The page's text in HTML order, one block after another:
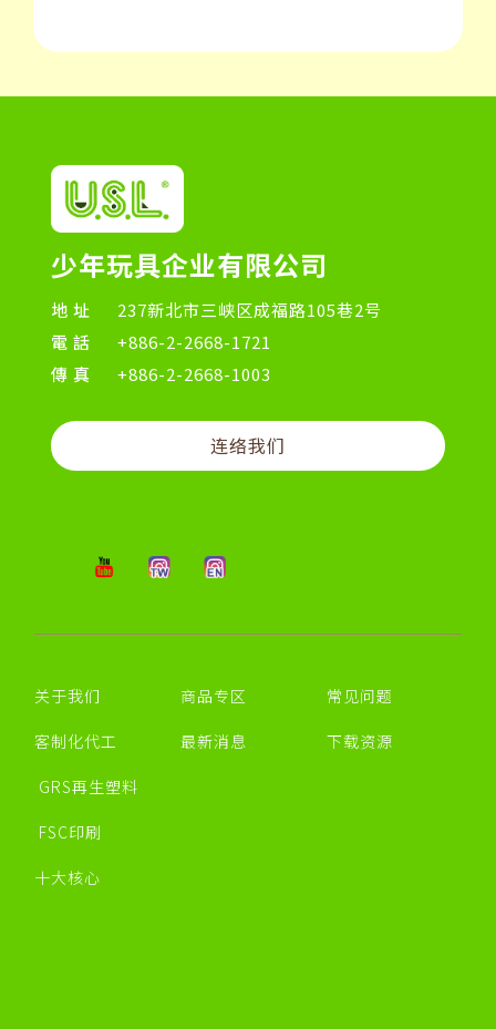
少年玩具企业有限公司
地址
237新北市三峡区成福路105巷2号
電話
+886-2-2668-1721
傳真
+886-2-2668-1003
连络我们
关于我们
客制化代工
GRS再生塑料
FSC印刷
十大核心
商品专区
最新消息
常见问题
下载资源